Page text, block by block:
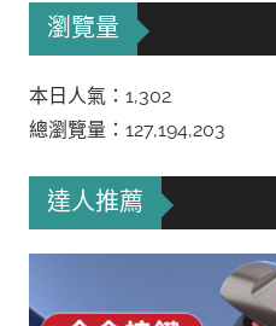
瀏覽量
本日人氣：1,302
總瀏覽量：127,194,203
達人推薦